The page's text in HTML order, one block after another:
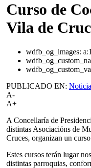
Curso de
Vila de
wdfb_og_images:
PUBLICADO EN:
A-
A+
A Concellaría de
distintas Asociacións de
Cruces, organizan un
Estes cursos terán lugar
distintas parroquias,